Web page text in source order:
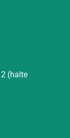
(halte